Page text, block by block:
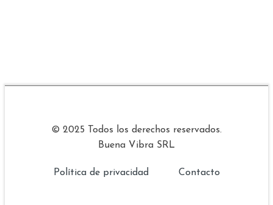
© 2025 Todos los derechos reservados.
Buena Vibra SRL
Política de privacidad Contacto